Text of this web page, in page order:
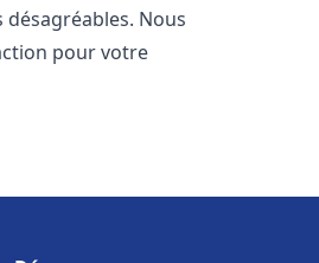
Nous
pour votre